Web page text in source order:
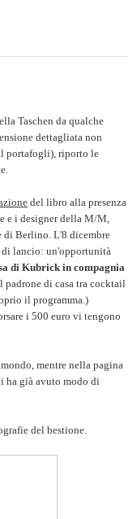
Taschen da qualche
dettagliata non
portafogli), riporto le
del libro alla presenza
e i designer della M/M,
di Berlino. L'8 dicembre
lancio: un'opportunità
di Kubrick in compagnia
padrone di casa tra cocktail
il programma.)
i 500 euro vi tengono
mentre nella pagina
ha già avuto modo di
del bestione.